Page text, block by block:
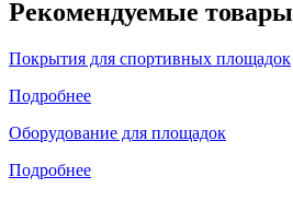
Рекомендуемые товары
Покрытия для спортивных площадок
Подробнее
Оборудование для площадок
Подробнее